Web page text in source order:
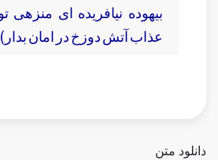
بيهوده نيافريده‏ اى منزهى
عذاب آتش دوزخ در امان بدار)
دانلود متن